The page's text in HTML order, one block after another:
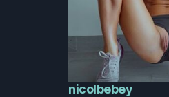
nicolbebey